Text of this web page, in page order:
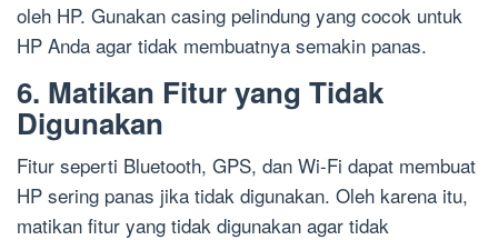
oleh HP. Gunakan casing pelindung yang cocok untuk
HP Anda agar tidak membuatnya semakin panas.
6. Matikan Fitur yang Tidak
Digunakan
Fitur seperti Bluetooth, GPS, dan Wi-Fi dapat membuat
HP sering panas jika tidak digunakan. Oleh karena itu,
matikan fitur yang tidak digunakan agar tidak